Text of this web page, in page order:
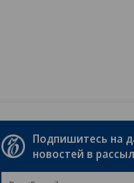
путешествий
Подпишитесь на
новостей в